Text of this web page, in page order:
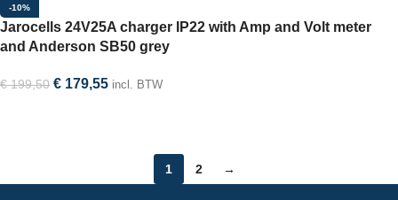
-10%
Jarocells 24V25A charger IP22 with Amp and Volt meter
and Anderson SB50 grey
€199,50 € 179,55 incl. BTW
1 2 →